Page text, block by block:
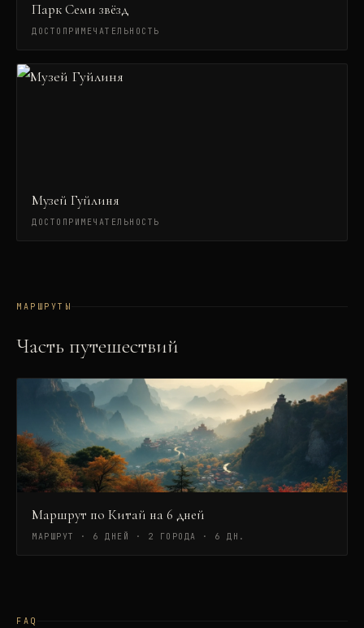
Парк Семи звёзд
ДОСТОПРИМЕЧАТЕЛЬНОСТЬ
Музей Гуйлиня
ДОСТОПРИМЕЧАТЕЛЬНОСТЬ
МАРШРУТЫ
Часть путешествий
Маршрут по Китай на 6 дней
МАРШРУТ · 6 ДНЕЙ · 2 ГОРОДА · 6 ДН.
FAQ